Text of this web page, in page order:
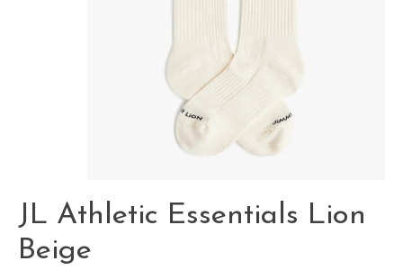
JL Athletic Essentials Lion
Beige